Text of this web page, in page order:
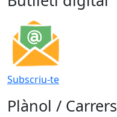
Subscriu-te
Plànol / Carrers